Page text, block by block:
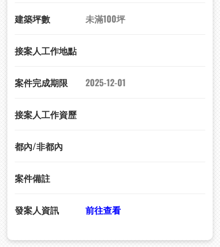
建築坪數 未滿100坪
接案人工作地點
案件完成期限 2025-12-01
接案人工作資歷
都內/非都內
案件備註
發案人資訊 前往查看